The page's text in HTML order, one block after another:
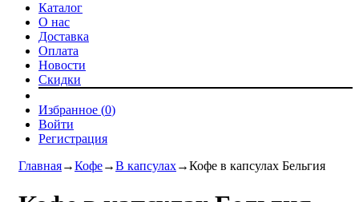
Каталог
О нас
Доставка
Оплата
Новости
Скидки
Избранное (0)
Войти
Регистрация
Главная→Кофе→В капсулах→Кофе в капсулах Бельгия